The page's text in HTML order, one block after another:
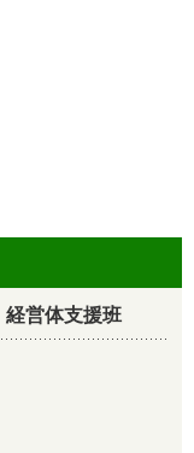
営体支援班